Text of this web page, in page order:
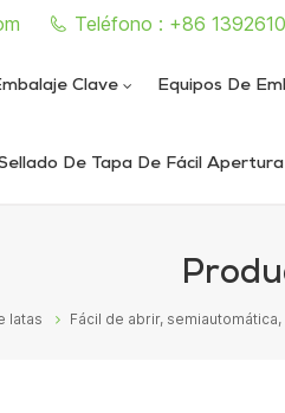
Teléfono : +86
Clave Equipos De
De Tapa De Fácil Apertura
latas Fácil de abrir,